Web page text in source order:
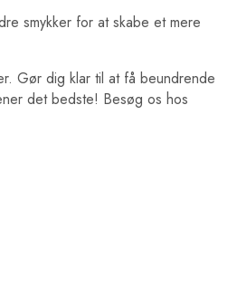
smykker for at skabe et mere
Gør dig klar til at få beundrende
det bedste! Besøg os hos